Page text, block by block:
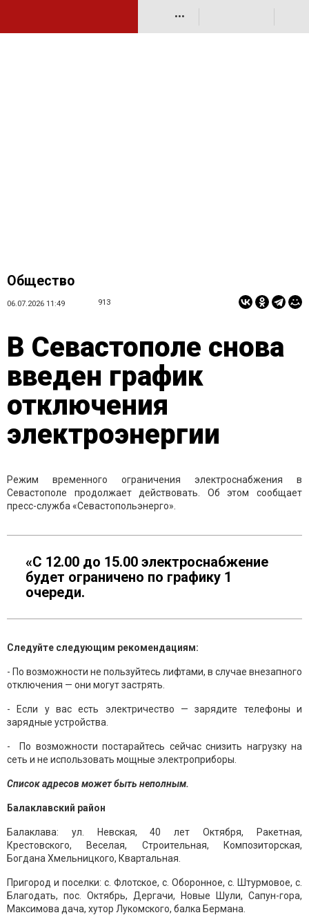
•••
Общество
06.07.2026 11:49 913
В Севастополе снова
введен график
отключения
электроэнергии
Режим временного ограничения электроснабжения в
Севастополе продолжает действовать. Об этом сообщает
пресс-служба «Севастопольэнерго».
«С 12.00 до 15.00 электроснабжение
будет ограничено по графику 1
очереди.
Следуйте следующим рекомендациям:
- По возможности не пользуйтесь лифтами, в случае внезапного
отключения — они могут застрять.
- Если у вас есть электричество — зарядите телефоны и
зарядные устройства.
- По возможности постарайтесь сейчас снизить нагрузку на
сеть и не использовать мощные электроприборы.
Список адресов может быть неполным.
Балаклавский район
Балаклава: ул. Невская, 40 лет Октября, Ракетная,
Крестовского, Веселая, Строительная, Композиторская,
Богдана Хмельницкого, Квартальная.
Пригород и поселки: с. Флотское, с. Оборонное, с. Штурмовое, с.
Благодать, пос. Октябрь, Дергачи, Новые Шули, Сапун-гора,
Максимова дача, хутор Лукомского, балка Бермана.